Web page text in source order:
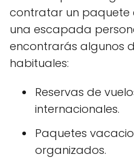
contratar un
una escapada
encontrarás algunos
habituales:
Reservas de
internacionales.
Paquetes
organizados.